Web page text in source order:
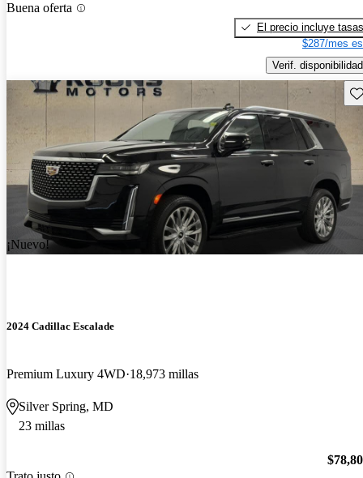
Buena oferta
El precio incluye tasas
$287/mes
Verif. disponibilidad
¡Nuevo!
2024 Cadillac Escalade
Premium Luxury 4WD 18,973 millas
Silver Spring, MD
23 millas